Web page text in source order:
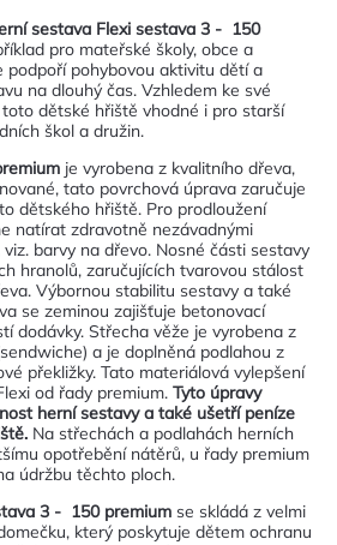
sestava Flexi sestava 3 - 150
pro mateřské školy, obce a
podpoří pohybovou aktivitu dětí a
na dlouhý čas. Vzhledem ke své
dětské hřiště vhodné i pro starší
škol a družin.
je vyrobena z kvalitního dřeva,
tato povrchová úprava zaručuje
dětského hřiště. Pro prodloužení
natírat zdravotně nezávadnými
barvy na dřevo. Nosné části sestavy
hranolů, zaručujících tvarovou stálost
Výbornou stabilitu sestavy a také
se zeminou zajišťuje betonovací
dodávky. Střecha věže je vyrobena z
a je doplněná podlahou z
překližky. Tato materiálová vylepšení
od řady premium. Tyto úpravy
herní sestavy a také ušetří peníze
Na střechách a podlahách herních
opotřebění nátěrů, u řady premium
údržbu těchto ploch.
3 - 150 premium se skládá z velmi
který poskytuje dětem ochranu